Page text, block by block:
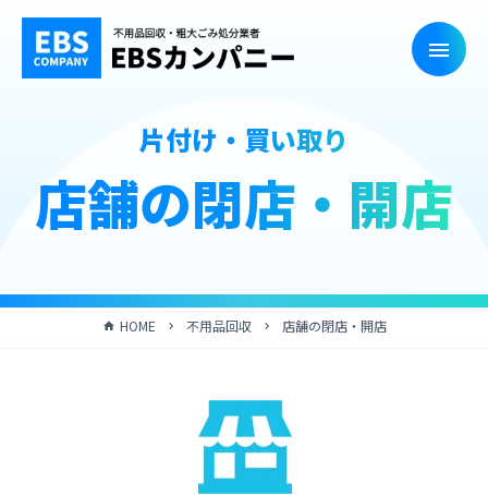
片付け・買い取り
店舗の閉店・開店
HOME 不用品回収 店舗の閉店・開店